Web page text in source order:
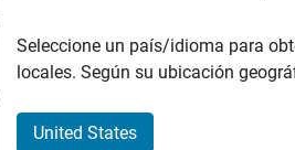
Seleccione un país/idioma para
locales. Según su ubicación
United States